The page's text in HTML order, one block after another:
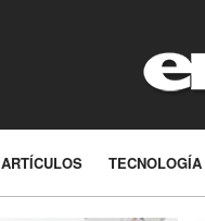
ARTÍCULOS TECNOLOGÍA